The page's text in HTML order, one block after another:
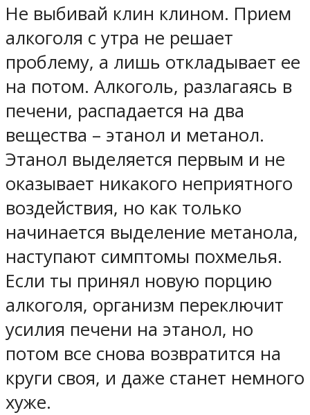
Не выбивай клин клином. Прием
алкоголя с утра не решает
проблему, а лишь откладывает ее
на потом. Алкоголь, разлагаясь в
печени, распадается на два
вещества – этанол и метанол.
Этанол выделяется первым и не
оказывает никакого неприятного
воздействия, но как только
начинается выделение метанола,
наступают симптомы похмелья.
Если ты принял новую порцию
алкоголя, организм переключит
усилия печени на этанол, но
потом все снова возвратится на
круги своя, и даже станет немного
хуже.